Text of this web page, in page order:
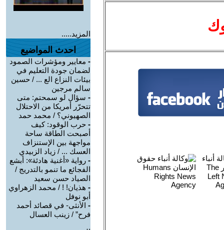
المزيد.....
احدث المواضيع
- معايير ومؤشرات الصمود
لضمان جودة التعليم في
بيئات النزاع الع ... / حسين
سالم مرجين
- سؤال لو سمحتم: متى
تتحرّر أمريكا من الاحتلال
الصهيوني؟ / محمد حمد
- حرب الوقود: كيف
أصبحت الطاقة ساحة
مواجهة بين الإستنزاف
العسك ... / زياد الزبيدي
- رواية «أغنية هادئة»: أبشع
الفجائع ما تنمو بالتدريج /
الصياد حسن سعيد
- هذيان! ! / محمد الزهراوي
أبو نوفل
- الأنثى- في قصائد أحمد
فرح” / زينب العسال